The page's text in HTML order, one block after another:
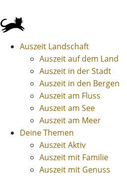
Auszeit Landschaft
Auszeit auf dem Land
Auszeit in der Stadt
Auszeit in den Bergen
Auszeit am Fluss
Auszeit am See
Auszeit am Meer
Deine Themen
Auszeit Aktiv
Auszeit mit Familie
Auszeit mit Genuss